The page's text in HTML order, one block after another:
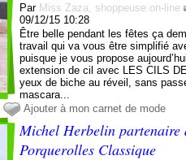
Par Miss Zaza, shoppeuse on-line
09/12/15 10:28
Être belle pendant les fêtes ça
travail qui va vous être simplifié
puisque je vous propose
extension de cil avec LES CILS
yeux de biche au réveil, sans
mascara...
Ajouter à mon carnet de mode
Michel Herbelin partenaire
Porquerolles Classique